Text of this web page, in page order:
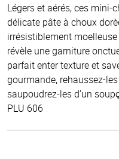
Légers et aérés, ces
délicate pâte à choux
irrésistiblement
révèle une garniture
parfait enter texture et
gourmande, rehaussez-
saupoudrez-les d’un
PLU 606